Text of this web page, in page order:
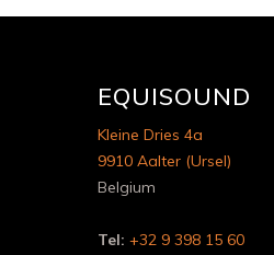
EQUISOUND
Kleine Dries 4a
9910 Aalter (Ursel)
Belgium
Tel: +32 9 398 15 60